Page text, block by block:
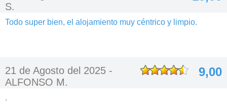
S.
Todo super bien, el alojamiento muy céntrico y limpio.
21 de Agosto del 2025 -
ALFONSO M.
9,00
.